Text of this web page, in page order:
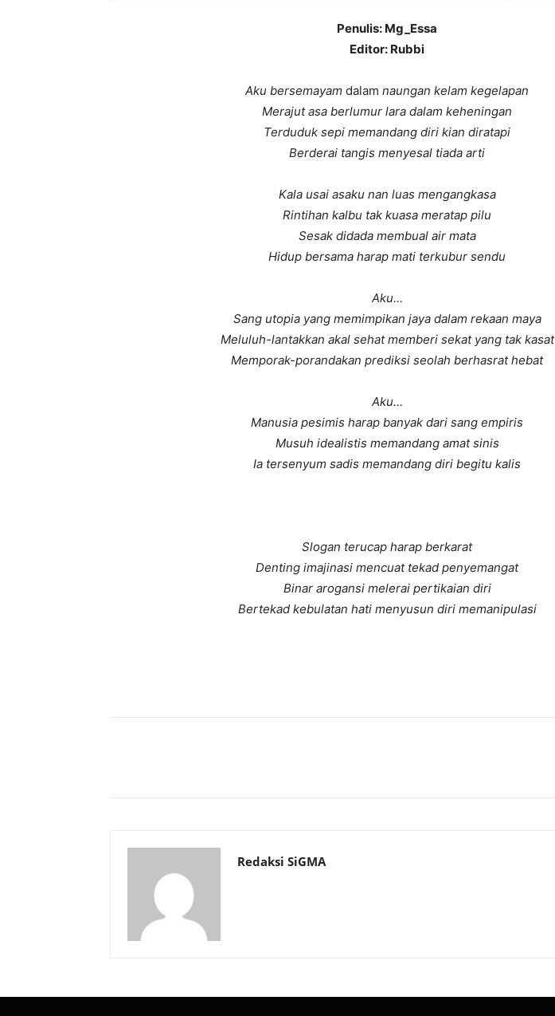
Penulis: Mg_Essa
Editor: Rubbi
Aku bersemayam dalam naungan kelam kegelapan
Merajut asa berlumur lara dalam keheningan
Terduduk sepi memandang diri kian diratapi
Berderai tangis menyesal tiada arti
Kala usai asaku nan luas mengangkasa
Rintihan kalbu tak kuasa meratap pilu
Sesak didada membual air mata
Hidup bersama harap mati terkubur sendu
Aku…
Sang utopia yang memimpikan jaya dalam rekaan maya
Meluluh-lantakkan akal sehat memberi sekat yang tak kasat
Memporak-porandakan prediksi seolah berhasrat hebat
Aku…
Manusia pesimis harap banyak dari sang empiris
Musuh idealistis memandang amat sinis
Ia tersenyum sadis memandang diri begitu kalis
Slogan terucap harap berkarat
Denting imajinasi mencuat tekad penyemangat
Binar arogansi melerai pertikaian diri
Bertekad kebulatan hati menyusun diri memanipulasi
Redaksi SiGMA